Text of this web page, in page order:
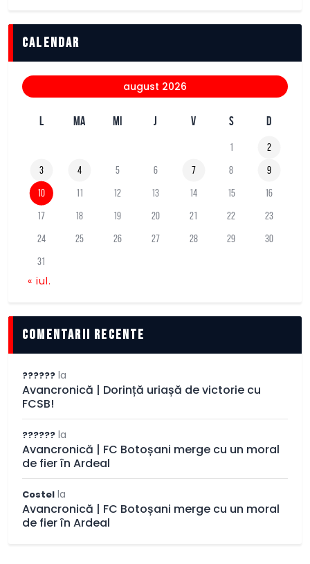
Calendar
august 2026
L MA MI J V S D
1 2
3 4 5 6 7 8 9
10 11 12 13 14 15 16
17 18 19 20 21 22 23
24 25 26 27 28 29 30
31
« iul.
comentarii recente
?????? la
Avancronică | Dorință uriașă de victorie cu
FCSB!
?????? la
Avancronică | FC Botoșani merge cu un moral
de fier în Ardeal
Costel la
Avancronică | FC Botoșani merge cu un moral
de fier în Ardeal